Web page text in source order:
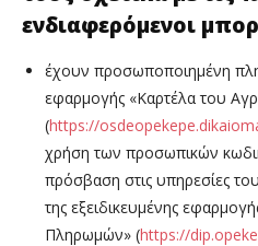
ενδιαφερόμενοι
έχουν προσωποποιημένη
εφαρμογής «Καρτέλα του
(https://
χρήση των προσωπικών
πρόσβαση στις υπηρεσίες
της εξειδικευμένης
Πληρωμών» (https://